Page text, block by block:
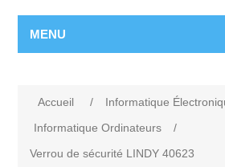
MENU
Accueil / Informatique
Informatique Ordinateurs
/
Verrou de sécurité LINDY 40623